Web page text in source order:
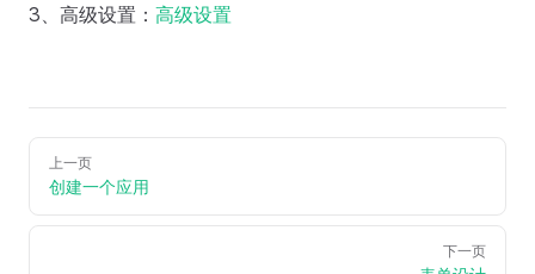
3、高级设置： 高级设置
上一页
创建一个应用
下一页